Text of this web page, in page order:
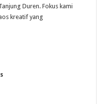
Duren. Fokus kami
kreatif yang